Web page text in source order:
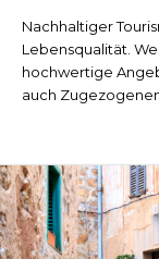
Nachhaltiger
Lebensqualität.
hochwertige
auch